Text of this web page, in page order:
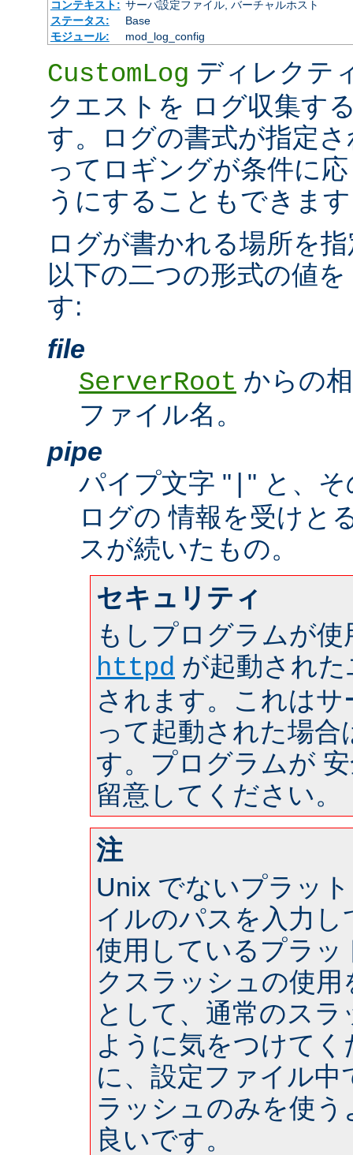
コンテキスト: サーバ設定ファイル, バーチャルホスト
ステータス:
Base
モジュール:
mod_log_config
CustomLog ディレクテ
クエストを ログ収集す
す。ログの書式が指定
ってロギングが条件に
うにすることもできま
ログが書かれる場所を
以下の二つの形式の値
す:
file
ServerRoot からの
ファイル名。
pipe
パイプ文字 " " と、
ログの 情報を受けと
スが続いたもの。
セキュリティ
もしプログラムが
httpd が起動され
されます。これは
って起動された場合
す。プログラムが
留意してください。
注
Unix でないプラッ
イルのパスを入力
使用しているプラ
クスラッシュの使
として、通常のス
ように気をつけて
に、設定ファイル
ラッシュのみを使
良いです。